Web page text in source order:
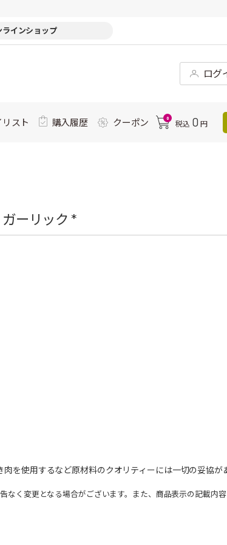
ラインショップ
ログ
リスト 購入履歴 クーポン 0
税込 0 円
ーリック *
を使用するなど原材料のクオリティーには一切の妥協が
く変更となる場合がございます。また、商品表示の記載内